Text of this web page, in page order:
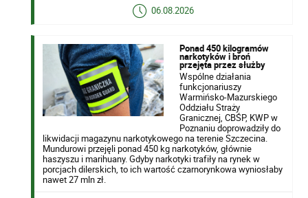
06.08.2026
Ponad 450 kilogramów
narkotyków i broń
przejęta przez służby
Wspólne działania
funkcjonariuszy
Warmińsko-Mazurskiego
Oddziału Straży
Granicznej, CBŚP, KWP w
Poznaniu doprowadziły do
likwidacji magazynu narkotykowego na terenie Szczecina.
Mundurowi przejęli ponad 450 kg narkotyków, głównie
haszyszu i marihuany. Gdyby narkotyki trafiły na rynek w
porcjach dilerskich, to ich wartość czarnorynkowa wyniosłaby
nawet 27 mln zł.